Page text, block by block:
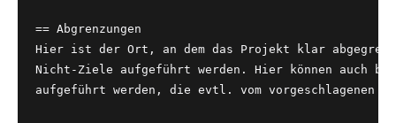
== Abgrenzungen
Hier ist der Ort, an dem das Projekt klar
Nicht-Ziele aufgeführt werden. Hier können auch
aufgeführt werden, die evtl. vom vorgeschlagenen